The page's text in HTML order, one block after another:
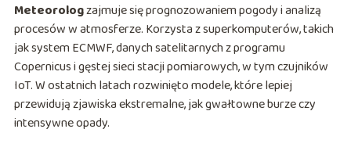
Meteorologzajmuje się prognozowaniem pogody i analizą
procesów w atmosferze. Korzysta z superkomputerów, takich
jak system ECMWF, danych satelitarnych z programu
Copernicus i gęstej sieci stacji pomiarowych, w tym czujników
IoT. W ostatnich latach rozwinięto modele, które lepiej
przewidują zjawiska ekstremalne, jak gwałtowne burze czy
intensywne opady.